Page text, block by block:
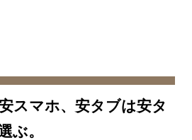
スマホ、安タブは安タ
ぶ。